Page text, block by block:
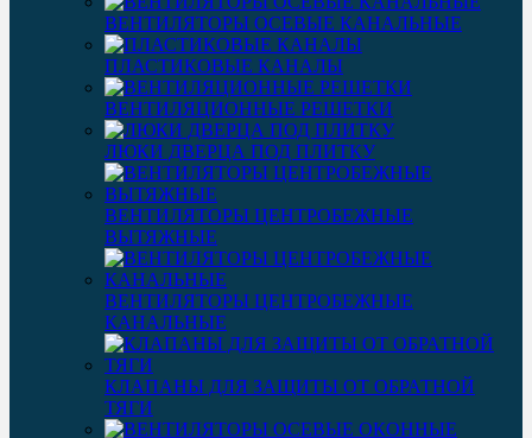
ВЕНТИЛЯТОРЫ ОСЕВЫЕ КАНАЛЬНЫЕ
ПЛАСТИКОВЫЕ КАНАЛЫ
ВЕНТИЛЯЦИОННЫЕ РЕШЕТКИ
ЛЮКИ ДВЕРЦА ПОД ПЛИТКУ
ВЕНТИЛЯТОРЫ ЦЕНТРОБЕЖНЫЕ
ВЫТЯЖНЫЕ
ВЕНТИЛЯТОРЫ ЦЕНТРОБЕЖНЫЕ
КАНАЛЬНЫЕ
КЛАПАНЫ ДЛЯ ЗАЩИТЫ ОТ ОБРАТНОЙ
ТЯГИ